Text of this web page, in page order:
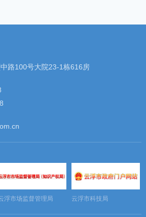
路100号大院23-1栋616房
浮市场监督管理局 云浮市科技局